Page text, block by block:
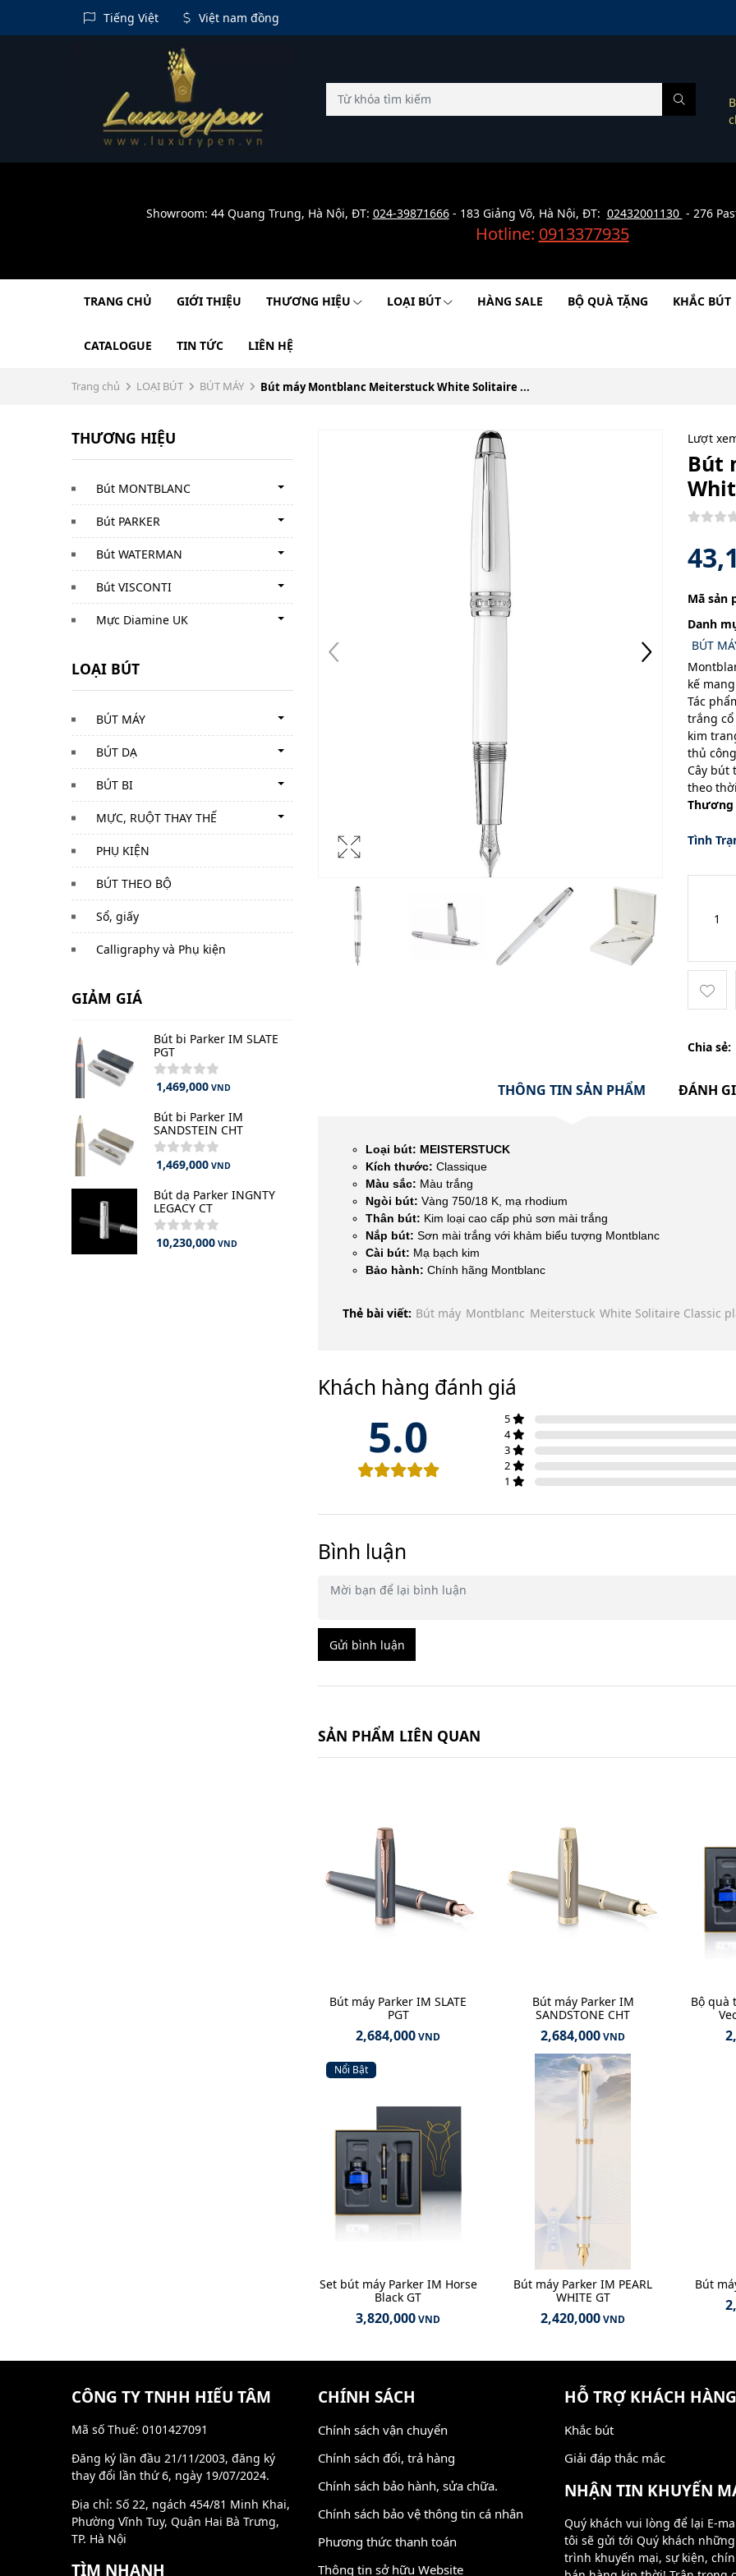
Tiếng Việt Việt nam đồng
Showroom: 44 Quang Trung, Hà Nội, ĐT: 024-39871666- 183 Giảng Võ, Hà Nội, ĐT: 02432001130 - 276
Hotline: 0913377935
TRANG CHỦ GIỚI THIỆU THƯƠNG HIỆU LOẠI BÚT HÀNG SALE BỘ QUÀ TẶNG KHẮC BÚT
CATALOGUE TIN TỨC LIÊN HỆ
Trang chủ LOẠI BÚT BÚT MÁY Bút máy Montblanc Meiterstuck White Solitaire ...
THƯƠNG HIỆU
Bút MONTBLANC
Bút PARKER
Bút WATERMAN
Bút VISCONTI
Mực Diamine UK
LOẠI BÚT
BÚT MÁY
BÚT DẠ
BÚT BI
MỰC, RUỘT THAY THẾ
PHỤ KIỆN
BÚT THEO BỘ
Sổ, giấy
Calligraphy và Phụ kiện
GIẢM GIÁ
Bút bi Parker IM SLATE
PGT
1,469,000 VND
Bút bi Parker IM
SANDSTEIN CHT
1,469,000 VND
Bút dạ Parker INGNTY
LEGACY CT
10,230,000 VND
Lượt
Bút
Mã sản
Danh
BÚT
kế
Tác
trắng
kim
thủ
Cây bút
theo
Thương
Tình
Chia sẻ:
THÔNG TIN SẢN PHẨM ĐÁNH
Loại bút: MEISTERSTUCK
Kích thước: Classique
Màu sắc: Màu trắng
Ngòi bút: Vàng 750/18 K, mạ rhodium
Thân bút: Kim loại cao cấp phủ sơn mài trắng
Nắp bút: Sơn mài trắng với khảm biểu tượng Montblanc
Cài bút: Mạ bạch kim
Bảo hành: Chính hãng Montblanc
Thẻ bài viết: Bút máy Montblanc Meiterstuck White Solitaire Classic
Khách hàng đánh giá
5.0
5
4
3
2
1
Bình luận
Gửi bình luận
SẢN PHẨM LIÊN QUAN
Bút máy Parker IM SLATE
PGT
2,684,000VND
Bút máy Parker IM
SANDSTONE CHT
2,684,000VND
Bộ quà
Nổi Bật
Set bút máy Parker IM Horse
Black GT
3,820,000VND
Bút máy Parker IM PEARL
WHITE GT
2,420,000VND
Bút
CÔNG TY TNHH HIẾU TÂM
Mã số Thuế: 0101427091
Đăng ký lần đầu 21/11/2003, đăng ký
thay đổi lần thứ 6, ngày 19/07/2024.
Địa chỉ: Số 22, ngách 454/81 Minh Khai,
Phường Vĩnh Tuy, Quận Hai Bà Trưng,
TP. Hà Nội
TÌM NHANH
CHÍNH SÁCH
Chính sách vận chuyển
Chính sách đổi, trả hàng
Chính sách bảo hành, sửa chữa.
Chính sách bảo vệ thông tin cá nhân
Phương thức thanh toán
Thông tin sở hữu Website
HỖ TRỢ KHÁCH HÀNG
Khắc bút
Giải đáp thắc mắc
NHẬN TIN KHUYẾN
Quý khách vui lòng để lại E-
tôi sẽ gửi tới Quý khách
trình khuyến mại, sự kiện,